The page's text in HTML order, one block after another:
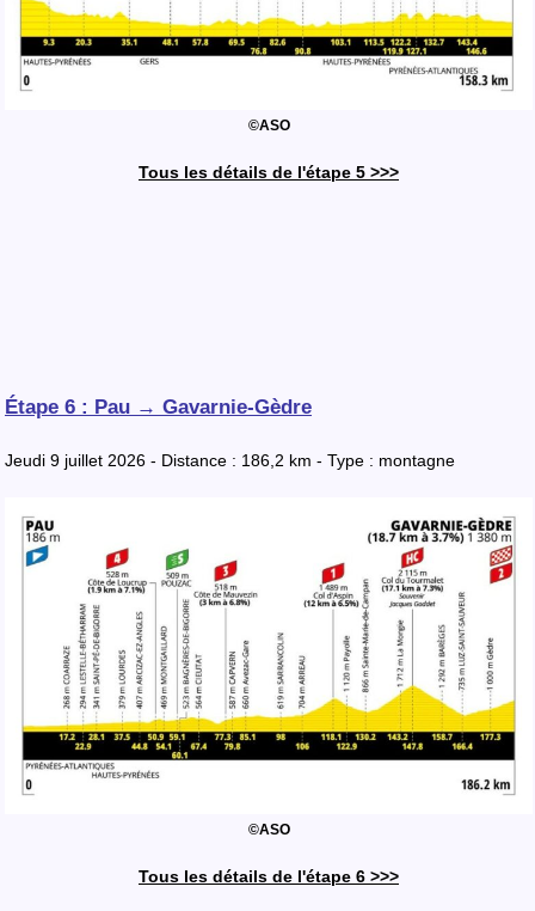
©ASO
Tous les détails de l'étape 5 >>>
Étape 6 : Pau → Gavarnie-Gèdre
Jeudi 9 juillet 2026 - Distance : 186,2 km - Type : montagne
©ASO
Tous les détails de l'étape 6 >>>